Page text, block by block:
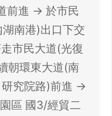
前進 → 於市民
南港)出口下交
市民大道(光復
朝環東大道(南
究院路)前進 →
區 國3/經貿二